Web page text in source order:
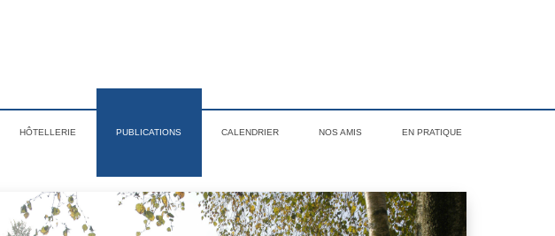
HÔTELLERIE PUBLICATIONS CALENDRIER NOS AMIS EN PRATIQUE